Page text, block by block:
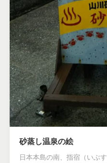
砂蒸し温泉の絵
日本本島の南、指宿（いぶ